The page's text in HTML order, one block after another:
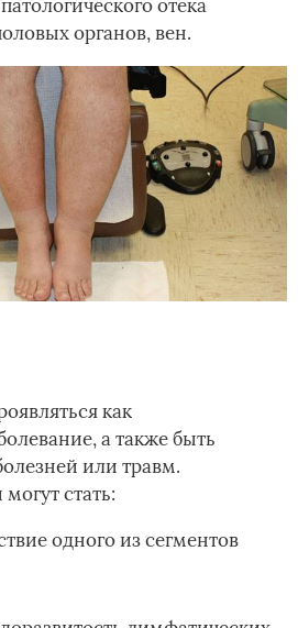
отека
органов, вен.
как
а также быть
или травм.
стать:
одного из сегментов